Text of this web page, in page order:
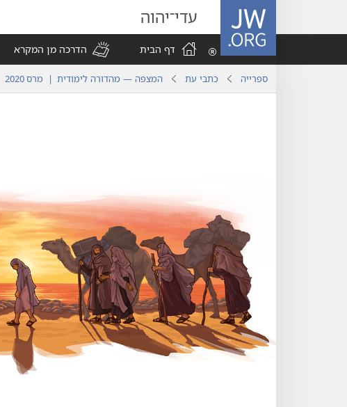
JW.ORG עדי־יהוה
דף הבית
הדרכה מן המקרא
ספרייה כתבי עת המצפה — מהדורה לימודית | מרס 2020